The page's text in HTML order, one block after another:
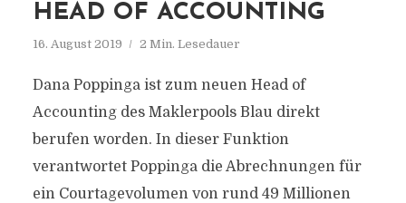
HEAD OF ACCOUNTING
16. August 2019 2 Min. Lesedauer
Dana Poppinga ist zum neuen Head of
Accounting des Maklerpools Blau direkt
berufen worden. In dieser Funktion
verantwortet Poppinga die Abrechnungen für
ein Courtagevolumen von rund 49 Millionen